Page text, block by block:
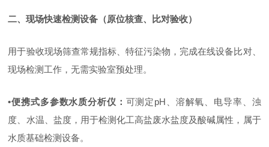
二、现场快速检测设备（原位核查、比对验收）
用于验收现场筛查常规指标、特征污染物，完成在线设备比对、
现场检测工作，无需实验室预处理。
•便携式多参数水质分析仪 ： 可测定pH 、溶解氧、电导率、浊
度、水温、盐度，用于检测化工高盐废水盐度及酸碱属性，属于
水质基础检测设备。